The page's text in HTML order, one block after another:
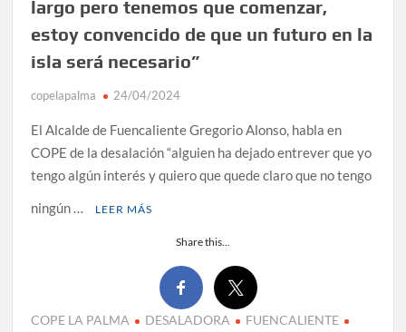
largo pero tenemos que comenzar,
estoy convencido de que un futuro en la
isla será necesario”
copelapalma 24/04/2024
El Alcalde de Fuencaliente Gregorio Alonso, habla en
COPE de la desalación “alguien ha dejado entrever que yo
tengo algún interés y quiero que quede claro que no tengo
ningún …
LEER MÁS
Share this...
COPE LA PALMA DESALADORA
FUENCALIENTE